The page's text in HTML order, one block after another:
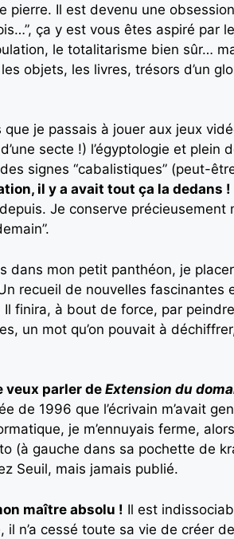
pierre. Il est devenu une
ça y est vous êtes aspiré par
le totalitarisme bien sûr…
objets, les livres, trésors d’un
je passais à jouer aux jeux
secte !) l’égyptologie et
signes “cabalistiques” (peut-
il y a avait tout ça la dedans !
Je conserve
dans mon petit panthéon, je
recueil de nouvelles
finira, à bout de force, par
un mot qu’on pouvait à
veux parler de Extension du
de 1996 que l’écrivain m’avait
je m’ennuyais ferme,
(à gauche dans sa pochette de
Seuil, mais jamais publié.
maître absolu ! Il est
n’a cessé toute sa vie de créer